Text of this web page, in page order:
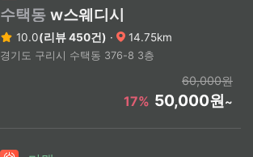
수택동 w스웨디시
10.0(리뷰 450건) · 14.75km
경기도 구리시 수택동 376-8 3층
60,000원
17% 50,000원~